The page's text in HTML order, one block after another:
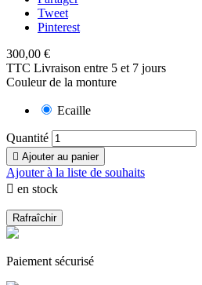
Tweet
Pinterest
300,00 €
TTC Livraison entre 5 et 7 jours
Couleur de la monture
Ecaille
Quantité
 Ajouter au panier
Ajouter à la liste de souhaits
 en stock
Paiement sécurisé